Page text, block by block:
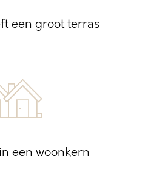
een groot terras
een woonkern